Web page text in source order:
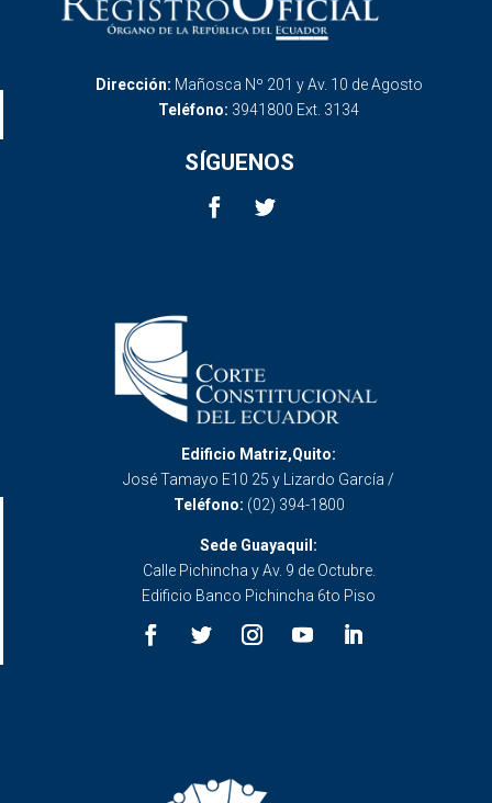
Dirección: Mañosca Nº 201 y Av. 10 de Agosto
Teléfono: 3941800 Ext. 3134
SÍGUENOS
Edificio Matriz,Quito:
José Tamayo E10 25 y Lizardo García /
Teléfono: (02) 394-1800
Sede Guayaquil:
Calle Pichincha y Av. 9 de Octubre.
Edificio Banco Pichincha 6to Piso